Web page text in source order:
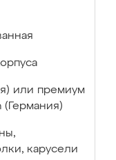
или премиум
(Германия)
карусели